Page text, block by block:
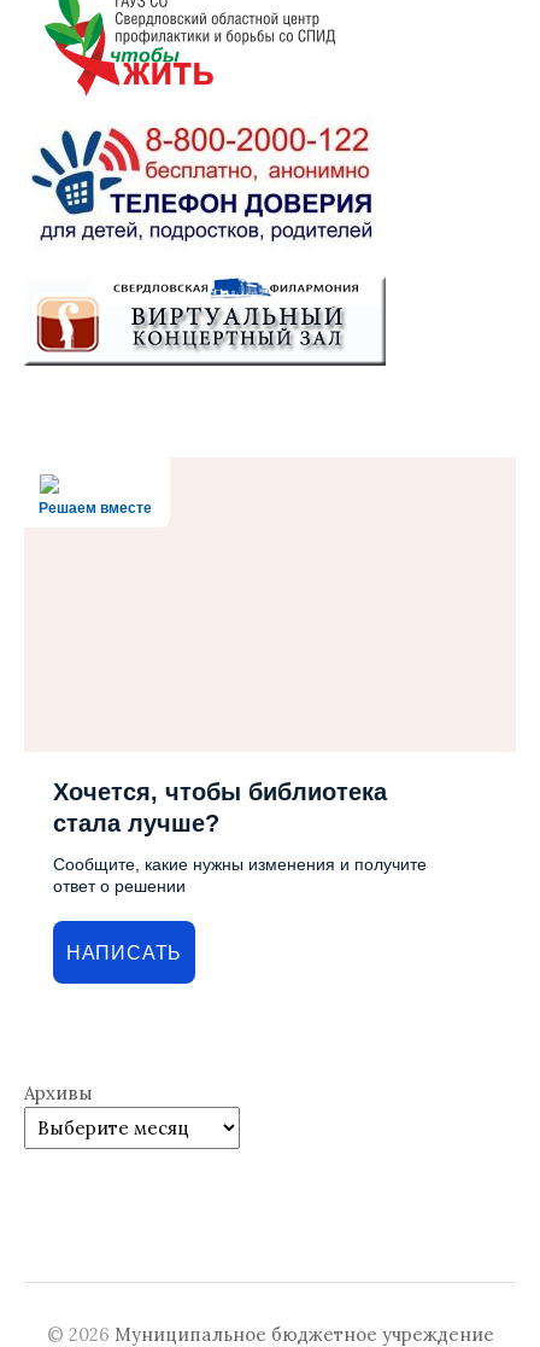
Решаем вместе
Хочется, чтобы библиотека
стала лучше?
Сообщите, какие нужны изменения и получите
ответ о решении
НАПИСАТЬ
Архивы
© 2026 Муниципальное бюджетное учреждение